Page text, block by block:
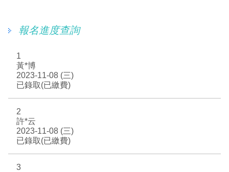
交通資訊
兒童美術館
高美館
無障礙服務專區
藝術之旅
三秌茶屋
Pinkoi 電商平台
徵件辦法
典藏查詢
典藏圖檔申請
研究資源
南島當代記憶工程
研究出版
系列出版
線上學習
藝術閱聽
時代之聲│Podcasts
視覺影像資料庫│影音紀錄
藝術認證│高美館館刊
線上展覽
珍珠—南方視野的女性藝術
流於形式—梁任宏個展(1999-2024)
透景線：實境的疊隱與擴張
AR/VR體驗
來自大地的祝福— 2019-2020典藏捐贈展
感知棲所— 關鍵典藏2019-2020
相遇在南方 - 教/學包
美術資源教室-手作課程
關於我們
高美館
關於高美館/年報
組織職掌
規劃傳承
兒童美術館
高美之友
美術館會員
EN
報名進度查詢
1
黃*博
2023-11-08 (三)
已錄取(已繳費)
2
許*云
2023-11-08 (三)
已錄取(已繳費)
3